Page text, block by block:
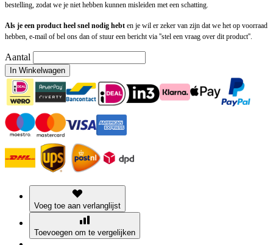
bestelling, zodat we je niet hebben kunnen misleiden met een schatting.
Als je een product heel snel nodig hebt en je wil er zeker van zijn dat we het op voorraad
hebben, e-mail of bel ons dan of stuur een bericht via ''stel een vraag over dit product''.
Aantal
In Winkelwagen
Voeg toe aan verlanglijst
Toevoegen om te vergelijken